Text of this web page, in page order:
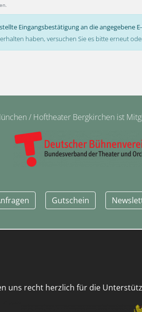
Eingangsbestätigung an die angegebene
haben, versuchen Sie es bitte erneut
/ Hoftheater Bergkirchen ist
Gutschein
uns recht herzlich für die